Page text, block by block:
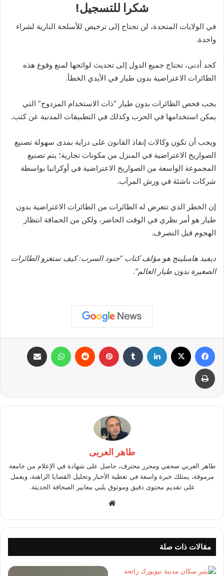
شكرا للتسجيل!
في الولايات المتحدة، لن تحتاج إلى ترخيص للأسلحة النارية لشراء
واحدة.
كحد أدنى، تحتاج جميع الدول إلى تحديث لوائحها لمنع وقوع هذه
الطائرات الاعتراضية بدون طيار في الأيدي الخطأ.
يجب فحص الطائرات بدون طيار “ذات الاستخدام المزدوج” التي
يمكن استخدامها في الحرب وكذلك في التطبيقات المدنية عن كثب.
ويجب أن تكون وكالات إنفاذ القانون على دراية بمدى سهولة تصنيع
الصواريخ الاعتراضية في المنزل من مكونات تجارية؛ يتم تصنيع
المجموعة الواسعة من الصواريخ الاعتراضية في أوكرانيا بواسطة
شركات ناشئة في ورش المرآب.
إن الخطر الذي تتعرض له الطائرات من الطائرات الاعتراضية بدون
طيار هو أمر نظري في الوقت الحاضر، ولكن من الحماقة انتظار
الهجوم قبل التصرف.
ديفيد هامبلينج هو مؤلف كتاب “جنود السرب: كيف ستغزو الطائرات
الصغيرة بدون طيار العالم”.
فيسبوك لينكدإن بينتيريست واتساب
طباعة
طاهر العربى
طاهر العربي صحفي ومحرر محترف، حاصل على شهادة في الإعلام من جامعة
مرموقة، يمتلك خبرة واسعة في تغطية الأخبار وتحليل القضايا الراهنة، ويعمل
على تقديم محتوى دقيق وموثوق يلبي معايير الصحافة الحديثة.
مقالات ذات صلة